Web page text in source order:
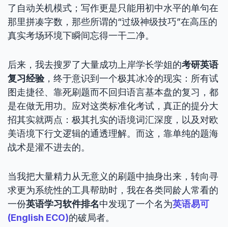
了自动关机模式；写作更是只能用初中水平的单句在
那里拼凑字数，那些所谓的“过级神级技巧”在高压的
真实考场环境下瞬间忘得一干二净。
后来，我去搜罗了大量成功上岸学长学姐的考研英语
复习经验，终于意识到一个极其冰冷的现实：所有试
图走捷径、靠死刷题而不回归语言基本盘的复习，都
是在做无用功。应对这类标准化考试，真正的提分大
招其实就两点：极其扎实的语境词汇深度，以及对欧
美语境下行文逻辑的通透理解。而这，靠单纯的题海
战术是灌不进去的。
当我把大量精力从无意义的刷题中抽身出来，转向寻
求更为系统性的工具帮助时，我在各类同龄人常看的
一份英语学习软件排名中发现了一个名为英语易可
(English ECO)的破局者。